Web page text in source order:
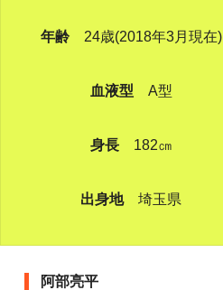
年齢 24歳(2018年3月現在)
血液型 A型
身長 182㎝
出身地 埼玉県
阿部亮平